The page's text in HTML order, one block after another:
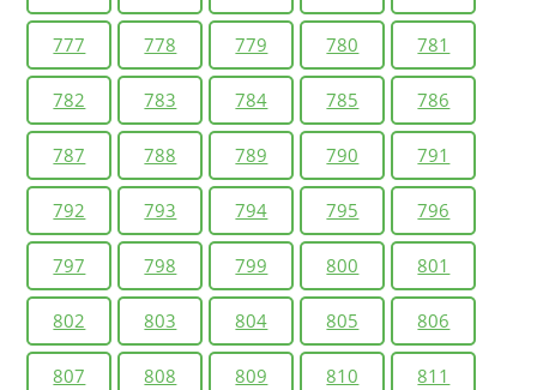
777 778 779 780 781
782 783 784 785 786
787 788 789 790 791
792 793 794 795 796
797 798 799 800 801
802 803 804 805 806
807 808 809 810 811